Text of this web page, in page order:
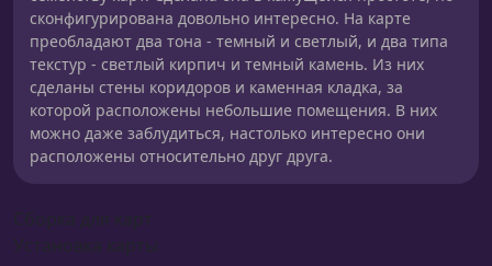
сконфигурирована довольно интересно. На карте
преобладают два тона - темный и светлый, и два типа
текстур - светлый кирпич и темный камень. Из них
сделаны стены коридоров и каменная кладка, за
которой расположены небольшие помещения. В них
можно даже заблудиться, настолько интересно они
расположены относительно друг друга.